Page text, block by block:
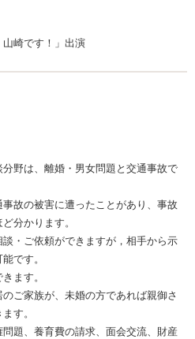
山崎です！」出演
野は、離婚・男女問題と交通事故で
故の被害に遭ったことがあり、事故
分かります。
・ご依頼ができますが，相手から示
です。
ます。
ご家族が、未婚の方であれば親御さ
す。
題、養育費の請求、面会交流、財産